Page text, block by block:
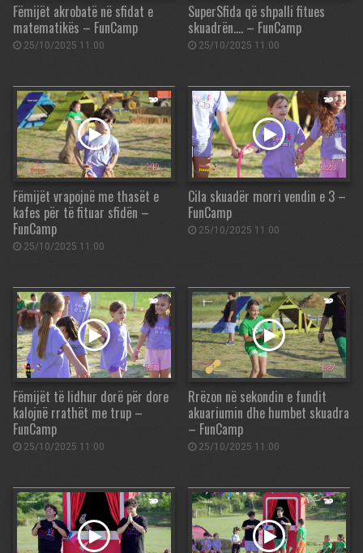
Fëmijët akrobatë në sfidat e
matematikës – FunCamp
25/10/2025 11:00
SuperSfida që shpalli fitues
skuadrën…. – FunCamp
25/10/2025 11:00
Fëmijët vrapojnë me thasët e
kafes për të fituar sfidën –
FunCamp
25/10/2025 11:00
Cila skuadër morri vendin e 3 –
FunCamp
25/10/2025 11:00
Fëmijët të lidhur dorë për dore
kalojnë rrathët me trup –
FunCamp
25/10/2025 11:00
Rrëzon në sekondin e fundit
akuariumin dhe humbet skuadra
– FunCamp
25/10/2025 11:00